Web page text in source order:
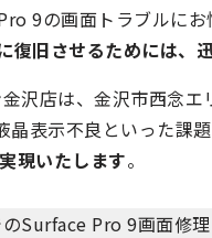
9の画面トラブルにお
旧させるためには、
沢店は、金沢市西念
表示不良といった課
現いたします。
Surface Pro 9画面修